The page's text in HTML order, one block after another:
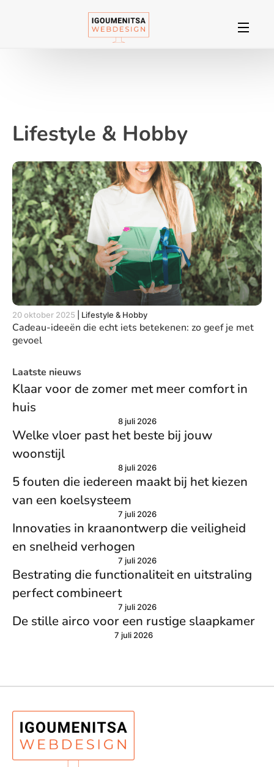
Lifestyle & Hobby
20 oktober 2025 Lifestyle & Hobby
Cadeau-ideeën die echt iets betekenen: zo geef je met
gevoel
Laatste nieuws
Klaar voor de zomer met meer comfort in
huis
8 juli 2026
Welke vloer past het beste bij jouw
woonstijl
8 juli 2026
5 fouten die iedereen maakt bij het kiezen
van een koelsysteem
7 juli 2026
Innovaties in kraanontwerp die veiligheid
en snelheid verhogen
7 juli 2026
Bestrating die functionaliteit en uitstraling
perfect combineert
7 juli 2026
De stille airco voor een rustige slaapkamer
7 juli 2026